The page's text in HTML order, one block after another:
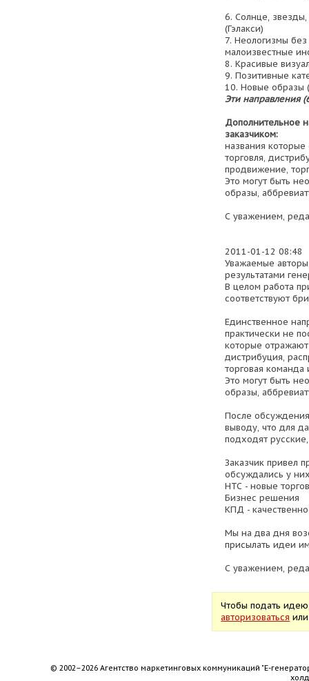
6. Солнце, звезды,
(Гэлакси)
7. Неологизмы
малоизвестные
8. Красивые
9. Позитивные
10. Новые образы
Эти направления
Дополнительное
заказчиком:
названия
торговля,
продвижение,
Это могут быть
образы,
С уважением,
2011-01-12 08:48
Уважаемые
результатами
В целом работа
соответствуют
Единственное
практически не
которые отражают
дистрибуция,
торговая команда
Это могут быть
образы,
После
выводу, что для
подходят
Заказчик привел
обсуждались у
НТС - новые
Бизнес решения
КПД -
Мы на два дня
присылать идеи
С уважением,
Чтобы подать
авторизоваться
© 2002–2026 Агентство маркетинговых коммуникаций "Е-